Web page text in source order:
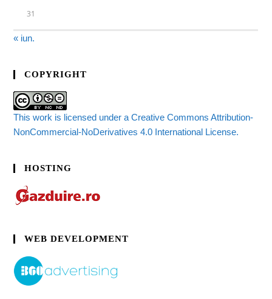
31
« iun.
COPYRIGHT
This work is licensed under a Creative Commons Attribution-
NonCommercial-NoDerivatives 4.0 International License.
HOSTING
WEB DEVELOPMENT